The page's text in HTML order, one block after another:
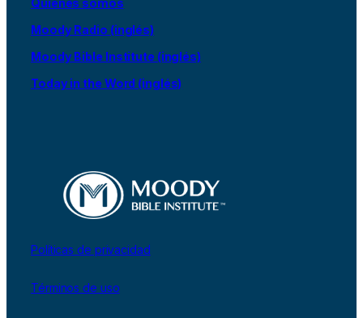
Moody Radio (inglés)
Moody Bible Institute (inglés)
Today in the Word (inglés)
Políticas de privacidad
Términos de uso